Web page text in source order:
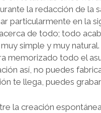
la redacción de la
particularmente en la
de todo; todo
simple y muy
memorizado todo el
así, no puedes
te llega, puedes
la creación